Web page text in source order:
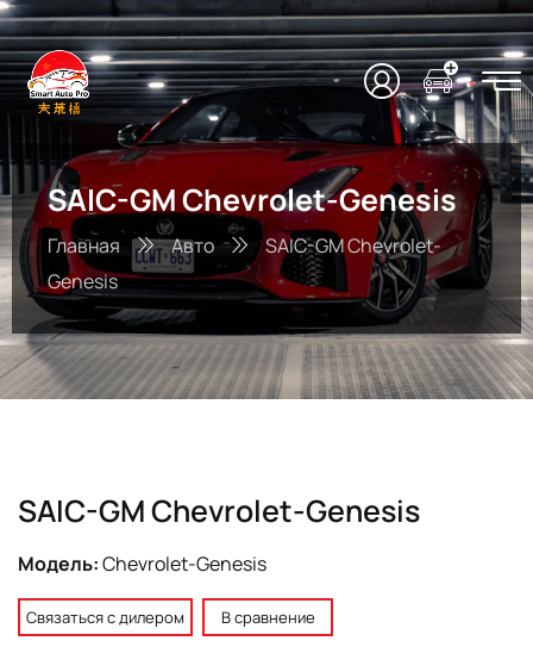
SAIC-GM Chevrolet-Genesis
Главная Авто
SAIC-GM Chevrolet-
Genesis
SAIC-GM Chevrolet-Genesis
Модель:Chevrolet-Genesis
Связаться с дилером В сравнение